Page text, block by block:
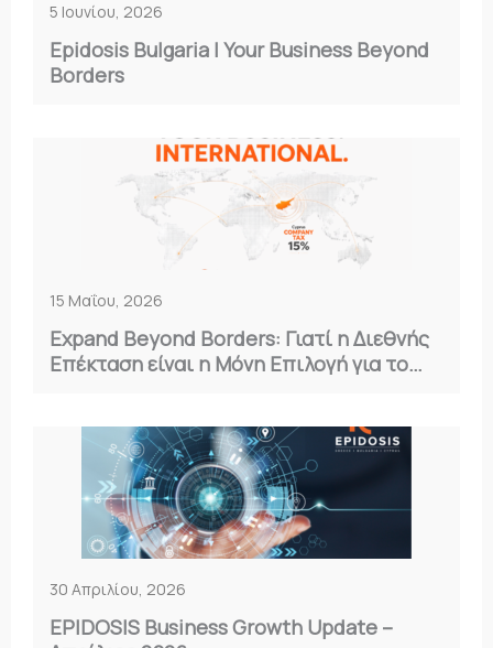
5 Ιουνίου, 2026
Epidosis Bulgaria | Your Business Beyond
Borders
15 Μαΐου, 2026
Expand Beyond Borders: Γιατί η Διεθνής
Επέκταση είναι η Μόνη Επιλογή για το
30 Απριλίου, 2026
EPIDOSIS Business Growth Update –